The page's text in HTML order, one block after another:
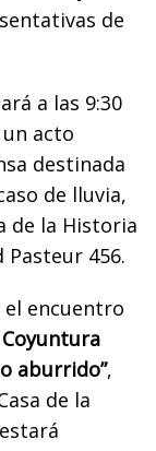
de
a las 9:30
acto
destinada
de lluvia,
de la Historia
456.
el encuentro
aburrido”,
de la